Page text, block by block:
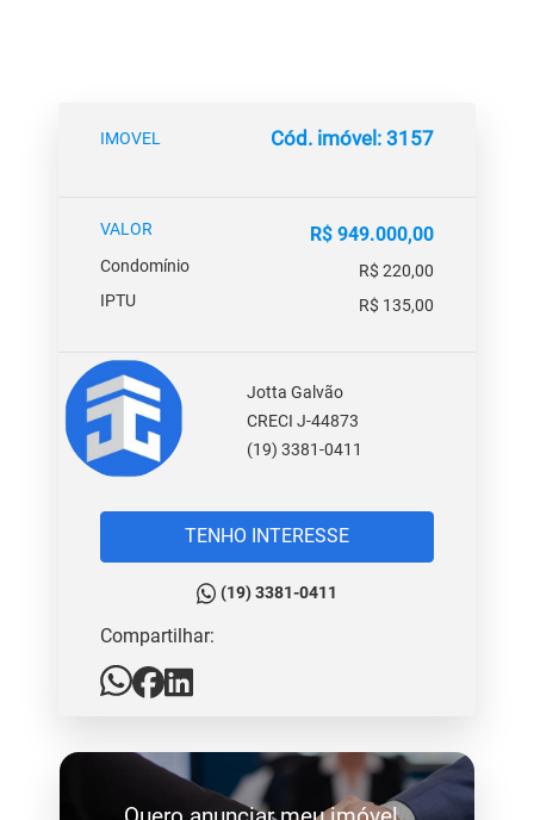
IMOVEL Cód. imóvel: 3157
VALOR R$ 949.000,00
Condomínio
R$ 220,00
IPTU
R$ 135,00
Jotta Galvão
CRECI J-44873
(19) 3381-0411
TENHO INTERESSE
(19) 3381-0411
Compartilhar: